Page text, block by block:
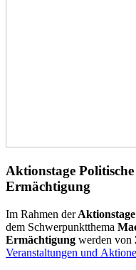
Aktionstage
Ermächtigung
Im Rahmen der
dem Schwerpunktthema
Ermächtigung werden von
Veranstaltungen und